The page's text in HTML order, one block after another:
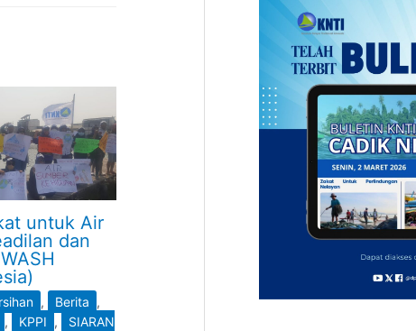
untuk Air
dan
, Berita ,
, KPPI ,
SIARAN